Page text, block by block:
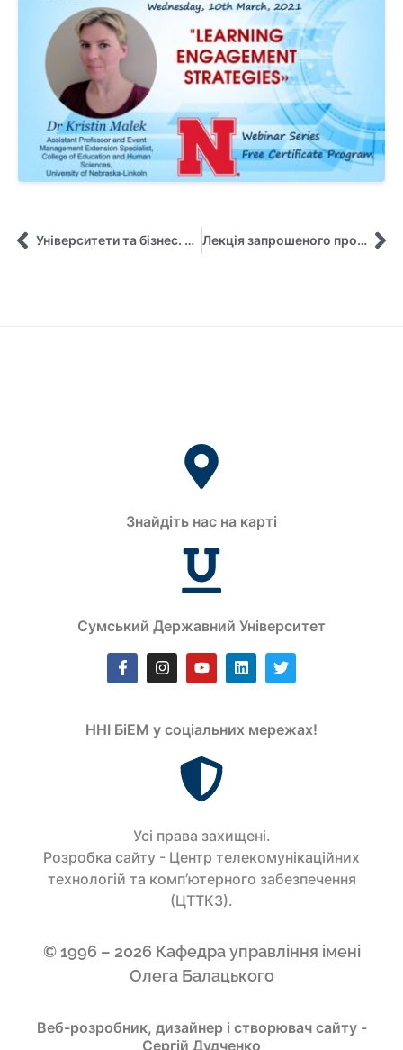
Університети та бізнес. Разом успішніше! Лекція запрошеного професора Коча в рамках ГВЛ “Міжнародний бізнес та лідерство”
Знайдіть нас на карті
Сумський Державний Університет
ННІ БіЕМ у соціальних мережах!
Усi права захищенi.
Розробка сайту - Центр телекомунікаційних
технологій та комп’ютерного забезпечення
(ЦТТКЗ).
© 1996 – 2026 Кафедра управління імені
Олега Балацького
Веб-розробник, дизайнер і створювач сайту -
Сергій Дудченко